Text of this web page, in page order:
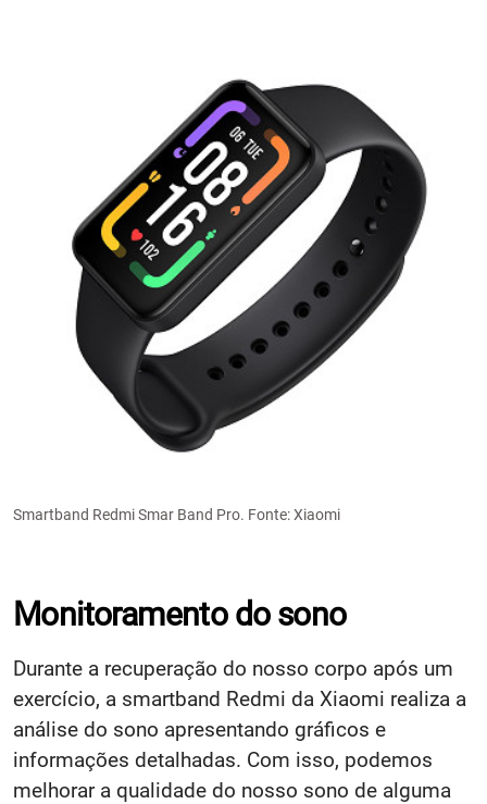
Smartband Redmi Smar Band Pro. Fonte: Xiaomi
Monitoramento do sono
Durante a recuperação do nosso corpo após um
exercício, a smartband Redmi da Xiaomi realiza a
análise do sono apresentando gráficos e
informações detalhadas. Com isso, podemos
melhorar a qualidade do nosso sono de alguma